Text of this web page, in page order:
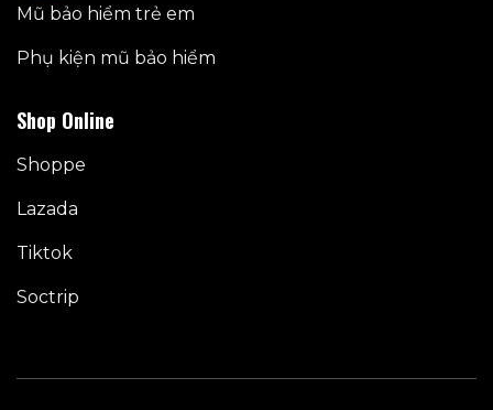
Mũ bảo hiểm trẻ em
Phụ kiện mũ bảo hiểm
Shop Online
Shoppe
Lazada
Tiktok
Soctrip